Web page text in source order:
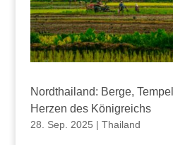
Nordthailand: Berge,
Herzen des Königreichs
28. Sep. 2025 | Thailand